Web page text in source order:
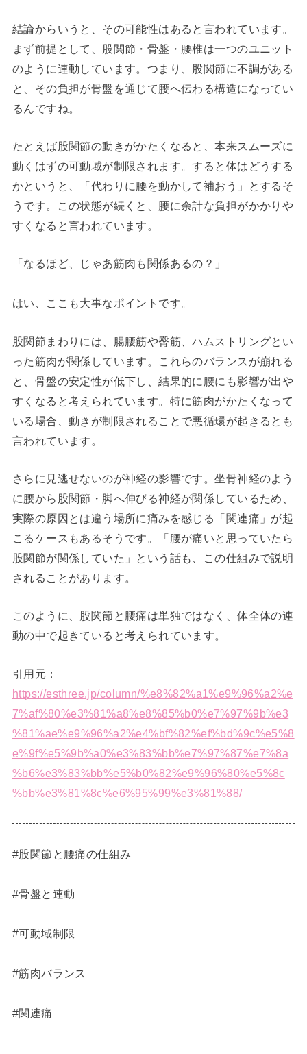
結論からいうと、その可能性はあると言われています。
まず前提として、股関節・骨盤・腰椎は一つのユニット
のように連動しています。つまり、股関節に不調がある
と、その負担が骨盤を通じて腰へ伝わる構造になってい
るんですね。
たとえば股関節の動きがかたくなると、本来スムーズに
動くはずの可動域が制限されます。すると体はどうする
かというと、「代わりに腰を動かして補おう」とするそ
うです。この状態が続くと、腰に余計な負担がかかりや
すくなると言われています。
「なるほど、じゃあ筋肉も関係あるの？」
はい、ここも大事なポイントです。
股関節まわりには、腸腰筋や臀筋、ハムストリングとい
った筋肉が関係しています。これらのバランスが崩れる
と、骨盤の安定性が低下し、結果的に腰にも影響が出や
すくなると考えられています。特に筋肉がかたくなって
いる場合、動きが制限されることで悪循環が起きるとも
言われています。
さらに見逃せないのが神経の影響です。坐骨神経のよう
に腰から股関節・脚へ伸びる神経が関係しているため、
実際の原因とは違う場所に痛みを感じる「関連痛」が起
こるケースもあるそうです。「腰が痛いと思っていたら
股関節が関係していた」という話も、この仕組みで説明
されることがあります。
このように、股関節と腰痛は単独ではなく、体全体の連
動の中で起きていると考えられています。
引用元：
https://esthree.jp/column/%e8%82%a1%e9%96%a2%e
7%af%80%e3%81%a8%e8%85%b0%e7%97%9b%e3
%81%ae%e9%96%a2%e4%bf%82%ef%bd%9c%e5%8
e%9f%e5%9b%a0%e3%83%bb%e7%97%87%e7%8a
%b6%e3%83%bb%e5%b0%82%e9%96%80%e5%8c
%bb%e3%81%8c%e6%95%99%e3%81%88/
#股関節と腰痛の仕組み
#骨盤と連動
#可動域制限
#筋肉バランス
#関連痛